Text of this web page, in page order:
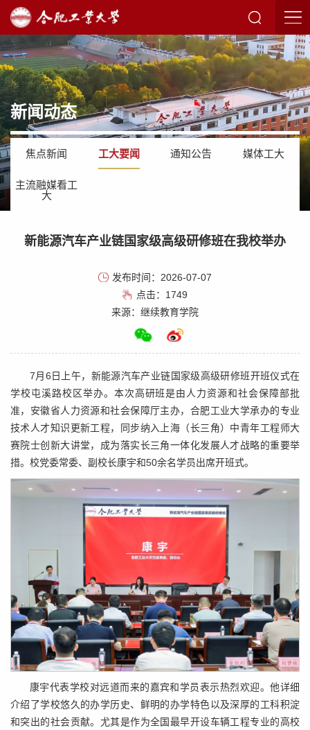
新闻动态
焦点新闻 工大要闻 通知公告 媒体工大
主流融媒看工
大
新能源汽车产业链国家级高级研修班在我校举办
发布时间：2026-07-07
点击： 1749
来源：继续教育学院
7月6日上午，新能源汽车产业链国家级高级研修班开班仪式在
学校屯溪路校区举办。本次高研班是由人力资源和社会保障部批
准，安徽省人力资源和社会保障厅主办，合肥工业大学承办的专业
技术人才知识更新工程，同步纳入上海（长三角）中青年工程师大
赛院士创新大讲堂，成为落实长三角一体化发展人才战略的重要举
措。校党委常委、副校长康宇和50余名学员出席开班式。
康宇代表学校对远道而来的嘉宾和学员表示热烈欢迎。他详细
介绍了学校悠久的办学历史、鲜明的办学特色以及深厚的工科积淀
和突出的社会贡献。尤其是作为全国最早开设车辆工程专业的高校